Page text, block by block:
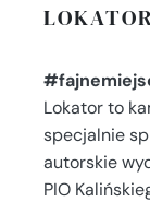
LOKATOR
Lokator to
specjalnie
autorskie
PIO